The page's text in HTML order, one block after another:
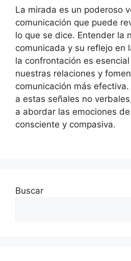
La mirada es un poderoso
comunicación que puede
lo que se dice. Entender la
comunicada y su reflejo en
la confrontación es
nuestras relaciones y
comunicación más
a estas señales no
a abordar las emociones
consciente y compasiva.
Buscar